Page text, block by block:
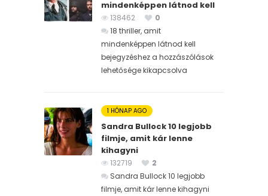
mindenképpen látnod kell
138462
0
18 thriller, amit
mindenképpen látnod kell
bejegyzéshez a hozzászólások
lehetősége kikapcsolva
1 HÓNAP AGO
Sandra Bullock 10 legjobb
filmje, amit kár lenne
kihagyni
132719
2
Sandra Bullock 10 legjobb
filmje, amit kár lenne kihagyni